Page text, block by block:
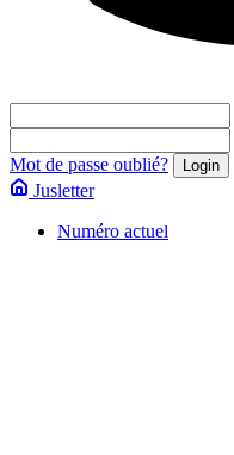
Mot de passe oublié?
Jusletter
Numéro actuel